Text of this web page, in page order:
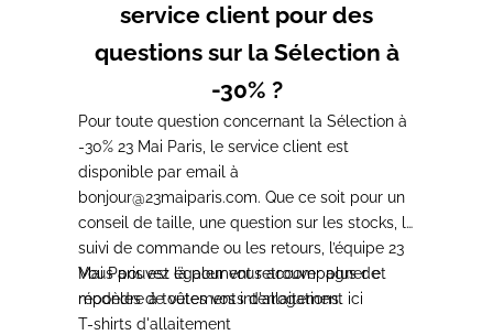
service client pour des
questions sur la Sélection à
-30% ?
Pour toute question concernant la Sélection à
-30% 23 Mai Paris, le service client est
disponible par email à
bonjour@23maiparis.com. Que ce soit pour un
conseil de taille, une question sur les stocks, le
suivi de commande ou les retours, l’équipe 23
Mai Paris est là pour vous accompagner et
répondre à toutes vos interrogations.
Vous pouvez également retrouver plus de
modèles de vêtements d'allaitement ici
T-shirts d'allaitement